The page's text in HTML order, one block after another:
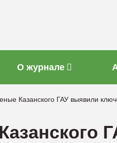
О журнале
Казанского ГАУ выявили